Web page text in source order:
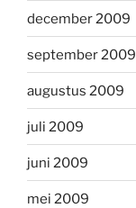
december 2009
september 2009
augustus 2009
juli 2009
juni 2009
mei 2009